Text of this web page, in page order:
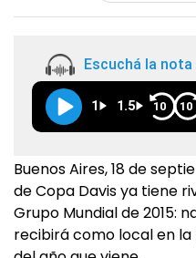
Escuchá la
1 1.5 10 10
Buenos Aires, 18 de
de Copa Davis ya tiene
Grupo Mundial de 2015:
recibirá como local en